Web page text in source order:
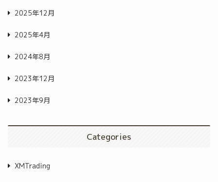
2025年12月
2025年4月
2024年8月
2023年12月
2023年9月
Categories
XMTrading